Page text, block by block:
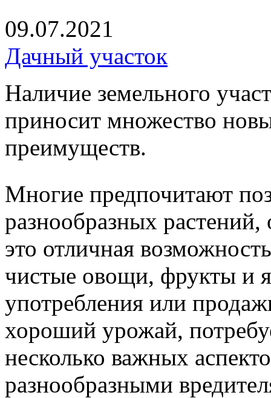
09.07.2021
Дачный участок
Наличие земельного
приносит множество
преимуществ.
Многие предпочитают
разнообразных растений,
это отличная
чистые овощи, фрукты и
употребления или
хороший урожай,
несколько важных
разнообразными